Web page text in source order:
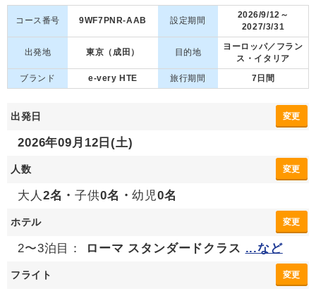
コース番号 9WF7PNR-AAB 設定期間
2026/9/12～
2027/3/31
出発地 東京（成田） 目的地
ヨーロッパ／フラン
ス・イタリア
ブランド
e-very HTE 旅行期間 7日間
出発日 変更
2026年09月12日(土)
人数 変更
大人 2名・子供0名・幼児0名
ホテル 変更
2〜3泊目： ローマ スタンダードクラス ...など
フライト 変更